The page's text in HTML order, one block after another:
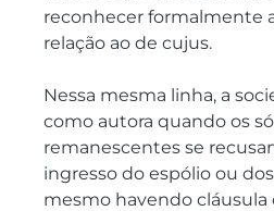
reconhecer formalmente
relação ao de cujus.
Nessa mesma linha, a
como autora quando os
remanescentes se
ingresso do espólio ou
mesmo havendo